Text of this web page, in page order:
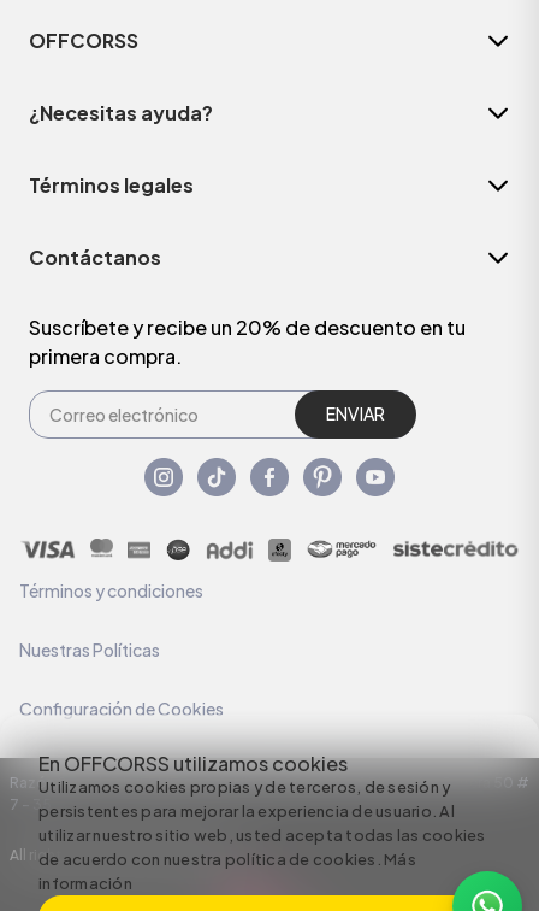
En OFFCORSS utilizamos cookies
Utilizamos cookies propias y de terceros, de sesión y
persistentes para mejorar la experiencia de usuario. Al
utilizar nuestro sitio web, usted acepta todas las cookies
de acuerdo con nuestra política de cookies. Más
información
OFFCORSS
¿Necesitas ayuda?
Términos legales
Contáctanos
Suscríbete y recibe un 20% de descuento en tu
primera compra.
ENVIAR
Términos y condiciones
Nuestras Políticas
Configuración de Cookies
Razón Social: C.I HERMECO S.A. NIT: 890924167-6 Dirección: Carrera 50 #
7 – 35
All rights reserved empowered by